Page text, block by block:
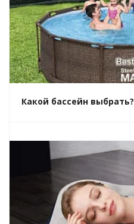
Какой бассейн выбрать?